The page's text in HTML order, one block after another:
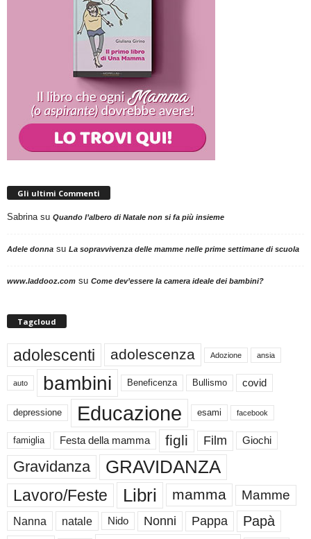
Gli ultimi Commenti
Sabrina su Quando l’albero di Natale non si fa più insieme
Adele donna su La sopravvivenza delle mamme nelle prime settimane di scuola
www.laddooz.com su Come dev’essere la camera ideale dei bambini?
Tagcloud
adolescenti adolescenza Adozione ansia
auto bambini Beneficenza Bullismo covid
depressione Educazione esami facebook
famiglia Festa della mamma figli Film Giochi
Gravidanza GRAVIDANZA
Lavoro/Feste Libri mamma Mamme
Nanna natale Nido Nonni Pappa Papà